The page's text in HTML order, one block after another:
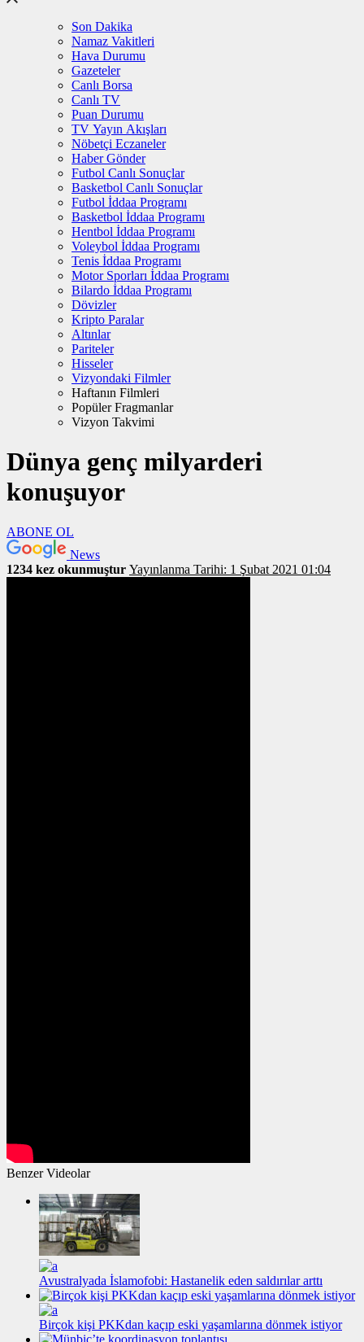
Son Dakika
Namaz Vakitleri
Hava Durumu
Gazeteler
Canlı Borsa
Canlı TV
Puan Durumu
TV Yayın Akışları
Nöbetçi Eczaneler
Haber Gönder
Futbol Canlı Sonuçlar
Basketbol Canlı Sonuçlar
Futbol İddaa Programı
Basketbol İddaa Programı
Hentbol İddaa Programı
Voleybol İddaa Programı
Tenis İddaa Programı
Motor Sporları İddaa Programı
Bilardo İddaa Programı
Dövizler
Kripto Paralar
Altınlar
Pariteler
Hisseler
Vizyondaki Filmler
Haftanın Filmleri
Popüler Fragmanlar
Vizyon Takvimi
Dünya genç milyarderi
konuşuyor
ABONE OL
News
1234 kez okunmuştur Yayınlanma Tarihi: 1 Şubat 2021 01:04
Benzer Videolar
Avustralyada İslamofobi: Hastanelik eden saldırılar arttı
Birçok kişi PKKdan kaçıp eski yaşamlarına dönmek istiyor